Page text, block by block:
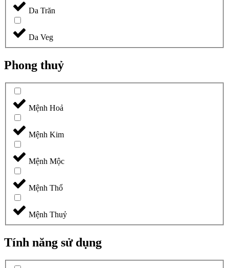
Da Trăn
Da Veg
Phong thuỷ
Mệnh Hoả
Mệnh Kim
Mệnh Mộc
Mệnh Thổ
Mệnh Thuỷ
Tính năng sử dụng